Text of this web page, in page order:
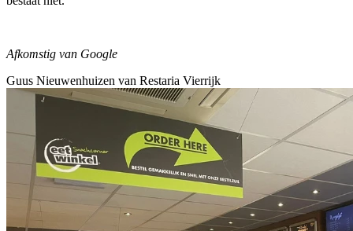
Afkomstig van Google
Guus Nieuwenhuizen van Restaria Vierrijk